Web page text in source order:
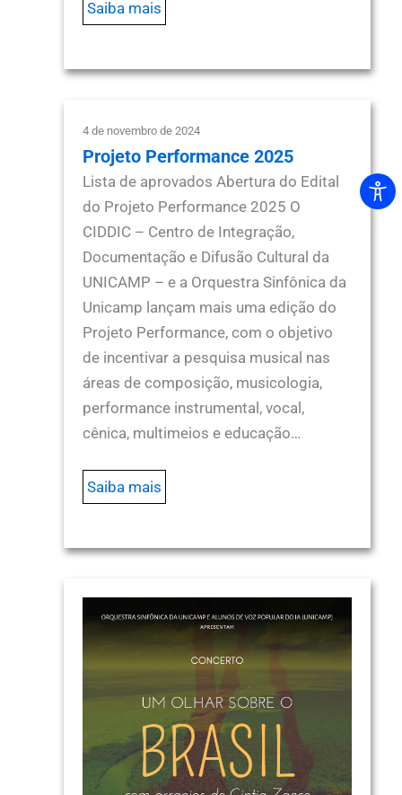
Saiba mais
4 de novembro de 2024
Projeto Performance 2025
Lista de aprovados Abertura do Edital
do Projeto Performance 2025 O
CIDDIC – Centro de Integração,
Documentação e Difusão Cultural da
UNICAMP – e a Orquestra Sinfônica da
Unicamp lançam mais uma edição do
Projeto Performance, com o objetivo
de incentivar a pesquisa musical nas
áreas de composição, musicologia,
performance instrumental, vocal,
cênica, multimeios e educação…
Saiba mais